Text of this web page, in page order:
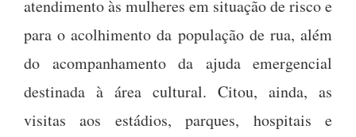
atendimento às mulheres em situação de risco e
para o acolhimento da população de rua, além
do acompanhamento da ajuda emergencial
destinada à área cultural. Citou, ainda, as
visitas aos estádios, parques, hospitais e